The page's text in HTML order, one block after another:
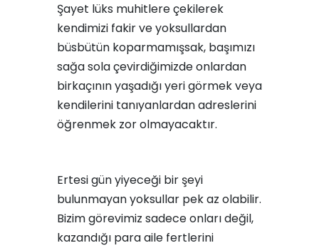
Şayet lüks muhitlere çekilerek
kendimizi fakir ve yoksullardan
büsbütün koparmamışsak, başımızı
sağa sola çevirdiğimizde onlardan
birkaçının yaşadığı yeri görmek veya
kendilerini tanıyanlardan adreslerini
öğrenmek zor olmayacaktır.
Ertesi gün yiyeceği bir şeyi
bulunmayan yoksullar pek az olabilir.
Bizim görevimiz sadece onları değil,
kazandığı para aile fertlerini